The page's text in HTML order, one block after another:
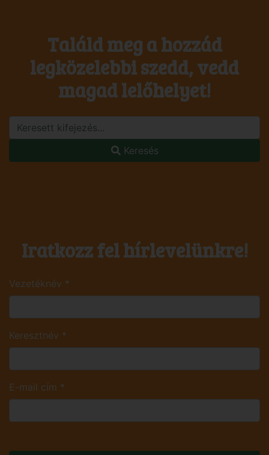
Találd meg a hozzád
legközelebbi szedd, vedd
magad lelőhelyet!
Keresés
Iratkozz fel hírlevelünkre!
Vezetéknév *
Keresztnév *
E-mail cím *